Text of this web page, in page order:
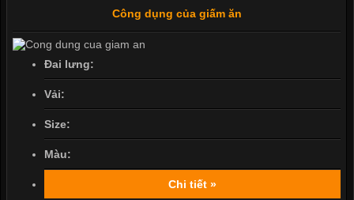
Công dụng của giấm ăn
Đai lưng:
Vải:
Size:
Màu:
Chi tiết »